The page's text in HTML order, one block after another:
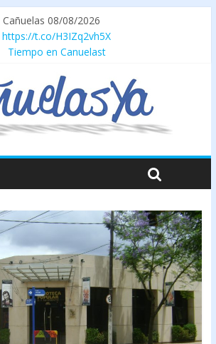
Cañuelas 08/08/2026
https://t.co/H3IZq2vh5X
Tiempo en Canuelast